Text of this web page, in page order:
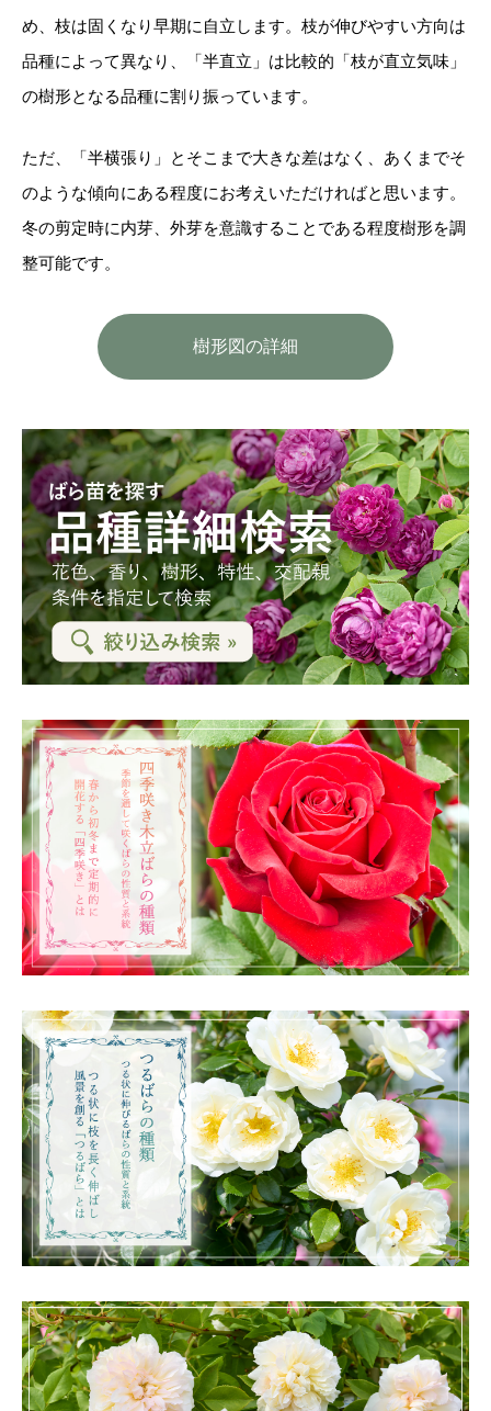
め、枝は固くなり早期に自立します。枝が伸びやすい方向は
品種によって異なり、「半直立」は比較的「枝が直立気味」
の樹形となる品種に割り振っています。
ただ、「半横張り」とそこまで大きな差はなく、あくまでそ
のような傾向にある程度にお考えいただければと思います。
冬の剪定時に内芽、外芽を意識することである程度樹形を調
整可能です。
樹形図の詳細